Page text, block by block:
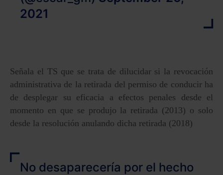
2021
Señala el TS que se trata de dilucidar si la revocación
administrativa de la retirada del permiso de conducir ha
de desplegar su eficacia a efectos penales desde el
momento en que se produjo la retirada (2013) o solo
desde la resolución anulando dicha retirada (2018)
No desaparecería por el hecho